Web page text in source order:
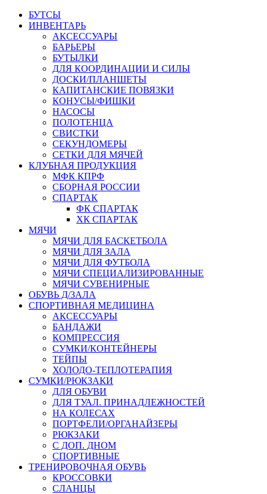
БУТСЫ
ИНВЕНТАРЬ
АКСЕССУАРЫ
БАРЬЕРЫ
БУТЫЛКИ
ДЛЯ КООРДИНАЦИИ И СИЛЫ
ДОСКИ/ПЛАНШЕТЫ
КАПИТАНСКИЕ ПОВЯЗКИ
КОНУСЫ/ФИШКИ
НАСОСЫ
ПОЛОТЕНЦА
СВИСТКИ
СЕКУНДОМЕРЫ
СЕТКИ ДЛЯ МЯЧЕЙ
КЛУБНАЯ ПРОДУКЦИЯ
МФК КПРФ
СБОРНАЯ РОССИИ
СПАРТАК
ФК СПАРТАК
ХК СПАРТАК
МЯЧИ
МЯЧИ ДЛЯ БАСКЕТБОЛА
МЯЧИ ДЛЯ ЗАЛА
МЯЧИ ДЛЯ ФУТБОЛА
МЯЧИ СПЕЦИАЛИЗИРОВАННЫЕ
МЯЧИ СУВЕНИРНЫЕ
ОБУВЬ Д/ЗАЛА
СПОРТИВНАЯ МЕДИЦИНА
АКСЕССУАРЫ
БАНДАЖИ
КОМПРЕССИЯ
СУМКИ/КОНТЕЙНЕРЫ
ТЕЙПЫ
ХОЛОДО-ТЕПЛОТЕРАПИЯ
СУМКИ/РЮКЗАКИ
ДЛЯ ОБУВИ
ДЛЯ ТУАЛ. ПРИНАДЛЕЖНОСТЕЙ
НА КОЛЕСАХ
ПОРТФЕЛИ/ОРГАНАЙЗЕРЫ
РЮКЗАКИ
С ДОП. ДНОМ
СПОРТИВНЫЕ
ТРЕНИРОВОЧНАЯ ОБУВЬ
КРОССОВКИ
СЛАНЦЫ